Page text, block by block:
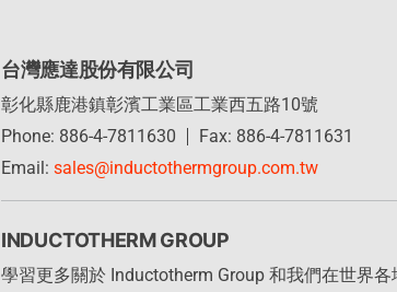
台灣應達股份有限公司
彰化縣鹿港鎮彰濱工業區工業西五路10號
Phone: 886-4-7811630
Fax: 886-4-7811631
Email: sales@inductothermgroup.com.tw
INDUCTOTHERM GROUP
學習更多關於 Inductotherm Group 和我們在世界各